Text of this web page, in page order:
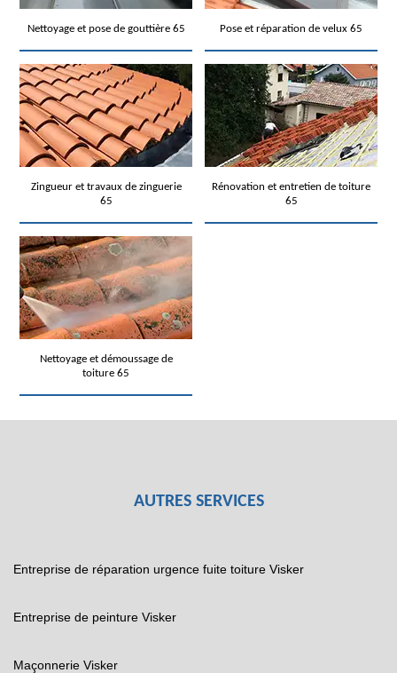
Nettoyage et pose de gouttière 65 Pose et réparation de velux 65
Zingueur et travaux de zinguerie
65
Rénovation et entretien de toiture
65
Nettoyage et démoussage de
toiture 65
AUTRES SERVICES
Entreprise de réparation urgence fuite toiture Visker
Entreprise de peinture Visker
Maçonnerie Visker